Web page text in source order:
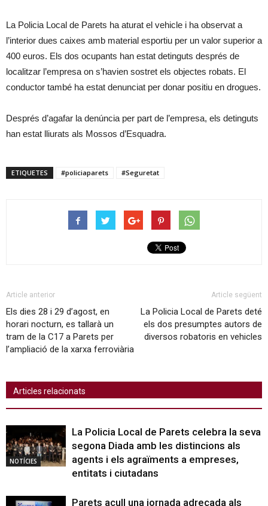
La Policia Local de Parets ha aturat el vehicle i ha observat a
l’interior dues caixes amb material esportiu per un valor superior a
400 euros. Els dos ocupants han estat detinguts després de
localitzar l’empresa on s’havien sostret els objectes robats. El
conductor també ha estat denunciat per donar positiu en drogues.
Després d’agafar la denúncia per part de l’empresa, els detinguts
han estat lliurats als Mossos d’Esquadra.
ETIQUETES #policiaparets #Seguretat
Article anterior
Els dies 28 i 29 d’agost, en
horari nocturn, es tallarà un
tram de la C17 a Parets per
l’ampliació de la xarxa ferroviària
Article següent
La Policia Local de Parets deté
els dos presumptes autors de
diversos robatoris en vehicles
Articles relacionats
NOTÍCIES
La Policia Local de Parets celebra la seva
segona Diada amb les distincions als
agents i els agraïments a empreses,
entitats i ciutadans
Parets acull una jornada adreçada als